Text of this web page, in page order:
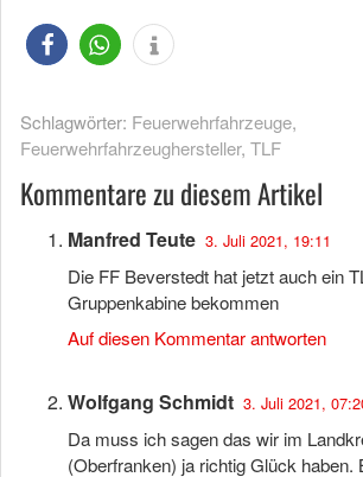
Schlagwörter: Feuerwehrfahrzeuge,
Feuerwehrfahrzeughersteller, TLF
Kommentare zu diesem Artikel
Manfred Teute 3. Juli 2021, 19:11
Die FF Beverstedt hat jetzt auch ein
Gruppenkabine bekommen
Auf diesen Kommentar antworten
Wolfgang Schmidt 3. Juli 2021,
Da muss ich sagen das wir im
(Oberfranken) ja richtig Glück haben.